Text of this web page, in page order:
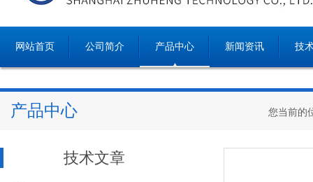
网站首页 公司简介 产品中心 新闻资讯 技
产品中心 您当前的
技术文章